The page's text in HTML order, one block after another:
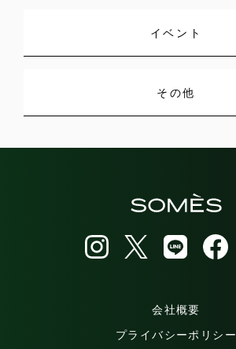
イベント
その他
会社概要
プライバシーポリシー